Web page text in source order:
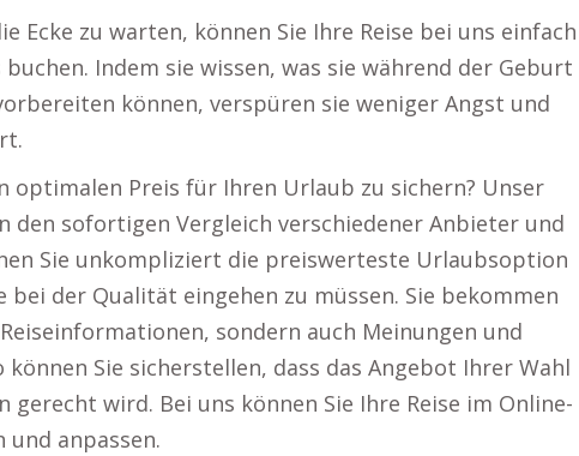
Ecke zu warten, können Sie Ihre Reise bei uns einfach
Indem sie wissen, was sie während der Geburt
können, verspüren sie weniger Angst und
optimalen Preis für Ihren Urlaub zu sichern? Unser
den sofortigen Vergleich verschiedener Anbieter und
Sie unkompliziert die preiswerteste Urlaubsoption
bei der Qualität eingehen zu müssen. Sie bekommen
sondern auch Meinungen und
können Sie sicherstellen, dass das Angebot Ihrer Wahl
wird. Bei uns können Sie Ihre Reise im Online-
anpassen.